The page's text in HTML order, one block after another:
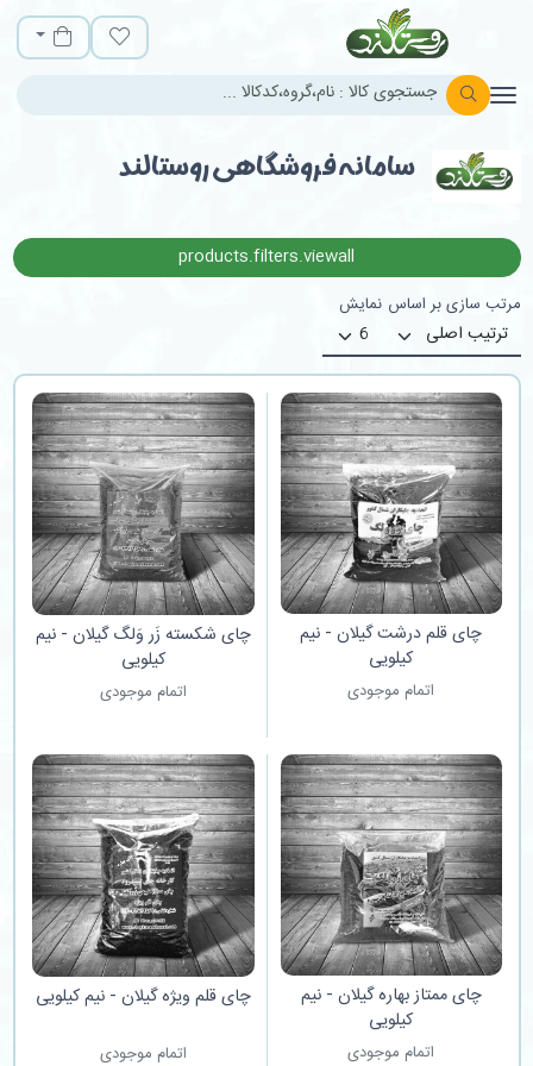
لیست مورد علاقه
سبد خرید
سامانه فروشگاهی روستالند
products.filters.viewall
مرتب سازی بر اساس نمایش
چای قلم درشت گیلان - نیم
کیلویی
اتمام موجودی
چای شکسته زَر وَلگ گیلان - نیم
کیلویی
اتمام موجودی
چای ممتاز بهاره گیلان - نیم
کیلویی
اتمام موجودی
چای قلم ویژه گیلان - نیم کیلویی
اتمام موجودی